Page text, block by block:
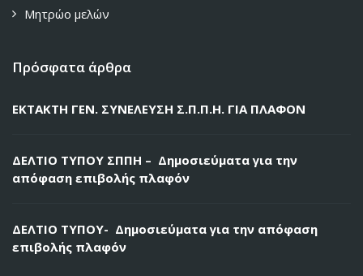
Μητρώο μελών
Πρόσφατα άρθρα
ΕΚΤΑΚΤΗ ΓΕΝ. ΣΥΝΕΛΕΥΣΗ Σ.Π.Π.Η. ΓΙΑ ΠΛΑΦΟΝ
ΔΕΛΤΙΟ ΤΥΠΟΥ ΣΠΠΗ – Δημοσιεύματα για την
απόφαση επιβολής πλαφόν
ΔΕΛΤΙΟ ΤΥΠΟΥ- Δημοσιεύματα για την απόφαση
επιβολής πλαφόν